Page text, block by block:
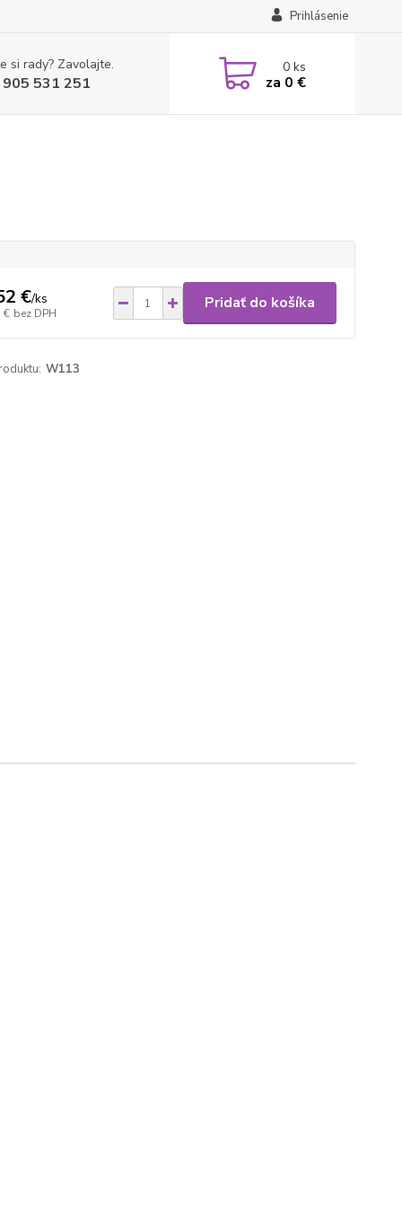
Prihlásenie
si rady? Zavolajte.
531 251
0ks
za 0 €
€/ks
€ bez DPH
Pridať do košíka
W113